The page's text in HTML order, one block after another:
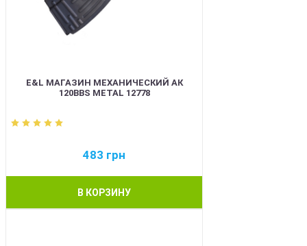
E&L МАГАЗИН МЕХАНИЧЕСКИЙ АК
120BBS METAL 12778
483 грн
В КОРЗИНУ